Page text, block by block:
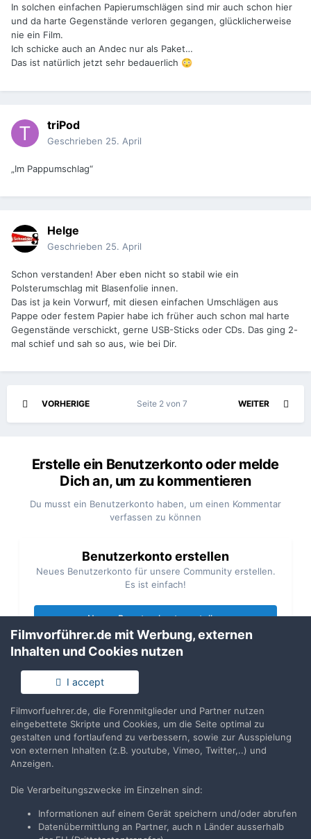
In solchen einfachen Papierumschlägen sind mir auch schon hier
und da harte Gegenstände verloren gegangen, glücklicherweise
nie ein Film.
Ich schicke auch an Andec nur als Paket…
Das ist natürlich jetzt sehr bedauerlich 😳
triPod
Geschrieben 25. April
„Im Pappumschlag“
Helge
Geschrieben 25. April
Schon verstanden! Aber eben nicht so stabil wie ein
Polsterumschlag mit Blasenfolie innen.
Das ist ja kein Vorwurf, mit diesen einfachen Umschlägen aus
Pappe oder festem Papier habe ich früher auch schon mal harte
Gegenstände verschickt, gerne USB-Sticks oder CDs. Das ging 2-
mal schief und sah so aus, wie bei Dir.
VORHERIGE WEITER
Seite 2 von 7
Erstelle ein Benutzerkonto oder melde
Dich an, um zu kommentieren
Du musst ein Benutzerkonto haben, um einen Kommentar
verfassen zu können
Benutzerkonto erstellen
Neues Benutzerkonto für unsere Community erstellen.
Es ist einfach!
Neues Benutzerkonto erstellen
Anmelden
Du hast bereits ein Benutzerkonto? Melde Dich hier an.
Jetzt anmelden
Teilen Folgen
Filmvorführer.de mit Werbung, externen
Inhalten und Cookies nutzen
I accept
Filmvorfuehrer.de, die Forenmitglieder und Partner nutzen
eingebettete Skripte und Cookies, um die Seite optimal zu
gestalten und fortlaufend zu verbessern, sowie zur Ausspielung
von externen Inhalten (z.B. youtube, Vimeo, Twitter,..) und
Anzeigen.
Die Verarbeitungszwecke im Einzelnen sind:
Informationen auf einem Gerät speichern und/oder abrufen
Datenübermittlung an Partner, auch n Länder ausserhalb